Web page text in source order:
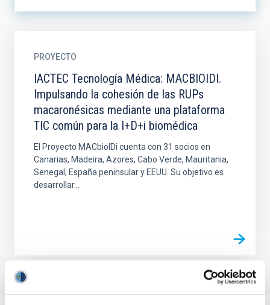
PROYECTO
IACTEC Tecnología Médica: MACBIOIDI.
Impulsando la cohesión de las RUPs
macaronésicas mediante una plataforma
TIC común para la I+D+i biomédica
El Proyecto MACbioIDi cuenta con 31 socios en
Canarias, Madeira, Azores, Cabo Verde, Mauritania,
Senegal, España peninsular y EEUU. Su objetivo es
desarrollar...